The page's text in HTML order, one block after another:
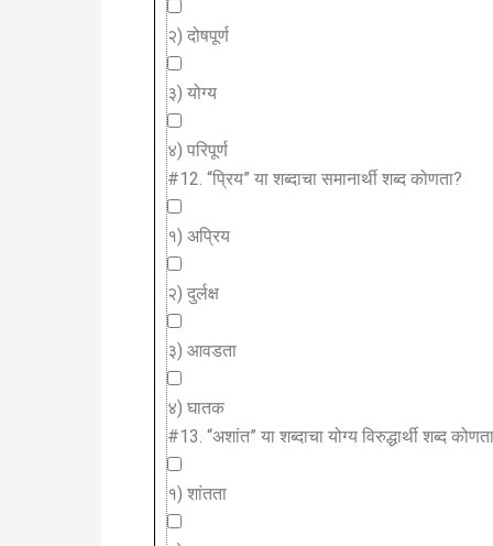
२) दोषपूर्ण
३) योग्य
४) परिपूर्ण
#12. “प्रिय” या शब्दाचा समानार्थी शब्द कोणता?
१) अप्रिय
२) दुर्लक्ष
३) आवडता
४) घातक
#13. “अशांत” या शब्दाचा योग्य विरुद्धार्थी शब्द
१) शांतता